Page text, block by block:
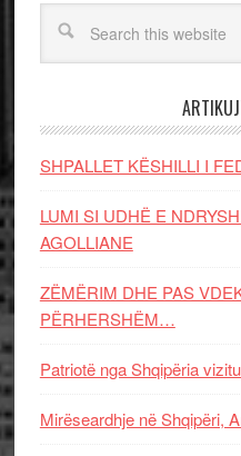
SHPALLET KËSHILLI I
LUMI SI UDHË E
AGOLLIANE
ZËMËRIM DHE PAS
PËRHERSHËM…
Patriotë nga Shqipëria
Mirëseardhje në Shqipëri,